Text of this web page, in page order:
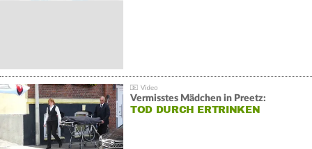
Vermisstes Mädchen in Preetz:
TOD DURCH ERTRINKEN